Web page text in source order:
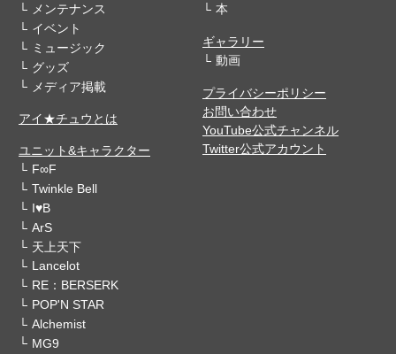
メンテナンス
イベント
ミュージック
グッズ
メディア掲載
アイ★チュウとは
ユニット&キャラクター
F∞F
Twinkle Bell
I♥B
ArS
天上天下
Lancelot
RE：BERSERK
POP'N STAR
Alchemist
MG9
本
ギャラリー
動画
プライバシーポリシー
お問い合わせ
YouTube公式チャンネル
Twitter公式アカウント